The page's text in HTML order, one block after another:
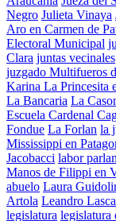
Negro Julieta Vinaya
Aro en Carmen de
Electoral Municipal
Clara juntas vecinales
juzgado Multifueros
Karina La Princesita
La Bancaria La
Escuela Cardenal
Fondue La Forlan la
Mississippi en
Jacobacci labor
Manos de Filippi en
abuelo Laura
Artola Leandro
legislatura legislatura